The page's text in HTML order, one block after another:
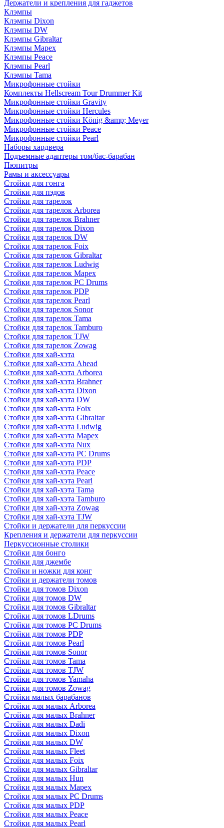
Держатели и крепления для гаджетов
Клэмпы
Клэмпы Dixon
Клэмпы DW
Клэмпы Gibraltar
Клэмпы Mapex
Клэмпы Peace
Клэмпы Pearl
Клэмпы Tama
Микрофонные стойки
Комплекты Hellscream Tour Drummer Kit
Микрофонные стойки Gravity
Микрофонные стойки Hercules
Микрофонные стойки König &amp; Meyer
Микрофонные стойки Peace
Микрофонные стойки Pearl
Наборы хардвера
Подъемные адаптеры том/бас-барабан
Пюпитры
Рамы и аксессуары
Стойки для гонга
Стойки для пэдов
Стойки для тарелок
Стойки для тарелок Arborea
Стойки для тарелок Brahner
Стойки для тарелок Dixon
Стойки для тарелок DW
Стойки для тарелок Foix
Стойки для тарелок Gibraltar
Стойки для тарелок Ludwig
Стойки для тарелок Mapex
Стойки для тарелок PC Drums
Стойки для тарелок PDP
Стойки для тарелок Pearl
Стойки для тарелок Sonor
Стойки для тарелок Tama
Стойки для тарелок Tamburo
Стойки для тарелок TJW
Стойки для тарелок Zowag
Стойки для хай-хэта
Стойки для хай-хэта Ahead
Стойки для хай-хэта Arborea
Стойки для хай-хэта Brahner
Стойки для хай-хэта Dixon
Стойки для хай-хэта DW
Стойки для хай-хэта Foix
Стойки для хай-хэта Gibraltar
Стойки для хай-хэта Ludwig
Стойки для хай-хэта Mapex
Стойки для хай-хэта Nux
Стойки для хай-хэта PC Drums
Стойки для хай-хэта PDP
Стойки для хай-хэта Peace
Стойки для хай-хэта Pearl
Стойки для хай-хэта Tama
Стойки для хай-хэта Tamburo
Стойки для хай-хэта Zowag
Стойки для хай-хэта TJW
Стойки и держатели для перкуссии
Крепления и держатели для перкуссии
Перкуссионные столики
Стойки для бонго
Стойки для джембе
Стойки и ножки для конг
Стойки и держатели томов
Стойки для томов Dixon
Стойки для томов DW
Стойки для томов Gibraltar
Стойки для томов LDrums
Стойки для томов PC Drums
Стойки для томов PDP
Стойки для томов Pearl
Стойки для томов Sonor
Стойки для томов Tama
Стойки для томов TJW
Стойки для томов Yamaha
Стойки для томов Zowag
Стойки малых барабанов
Стойки для малых Arborea
Стойки для малых Brahner
Стойки для малых Dadi
Стойки для малых Dixon
Стойки для малых DW
Стойки для малых Fleet
Стойки для малых Foix
Стойки для малых Gibraltar
Стойки для малых Hun
Стойки для малых Mapex
Стойки для малых PC Drums
Стойки для малых PDP
Стойки для малых Peace
Стойки для малых Pearl